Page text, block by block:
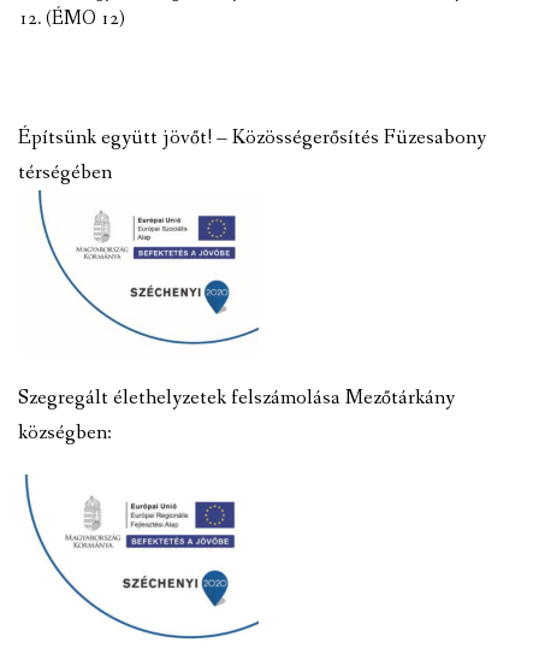
12. (ÉMO 12)
Építsünk együtt jövőt! – Közösségerősítés Füzesabony
térségében
Szegregált élethelyzetek felszámolása Mezőtárkány
községben: